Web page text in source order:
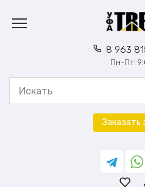
содержанию
8 963
Пн-Пт:
Заказать